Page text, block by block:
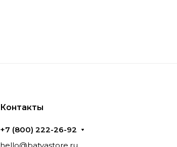
Контакты
+7 (800) 222-26-92